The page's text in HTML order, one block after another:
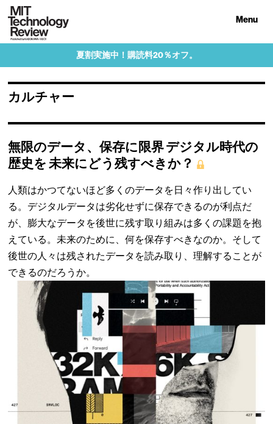
Menu
夏割実施中！購読料20％オフ。
カルチャー
無限のデータ、保存に限界 デジタル時代の
歴史を 未来にどう残すべきか？
人類はかつてないほど多くのデータを日々作り出してい
る。デジタルデータは劣化せずに保存できるのが利点だ
が、膨大なデータを後世に残す取り組みは多くの課題を抱
えている。未来のために、何を保存すべきなのか。そして
後世の人々は残されたデータを読み取り、理解することが
できるのだろうか。